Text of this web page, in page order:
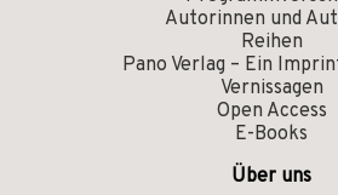
Autorinnen und
Reihen
Pano Verlag – Ein
Vernissagen
Open Access
E-Books
Über uns